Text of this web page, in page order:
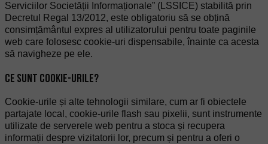
Serviciilor Societății Informaționale” (LSSICE) stabilită prin
Decretul Regal 13/2012, este obligatoriu să se obțină
consimțământul expres al utilizatorului pentru toate paginile
web care folosesc cookie-uri dispensabile, înainte ca acesta
să navigheze pe ele.
CE SUNT COOKIE-URILE?
Cookie-urile și alte tehnologii similare, cum ar fi obiectele
partajate local, cookie-urile flash sau pixelii, sunt instrumente
utilizate de serverele web pentru a stoca și recupera
informații despre vizitatorii lor, precum și pentru a oferi o